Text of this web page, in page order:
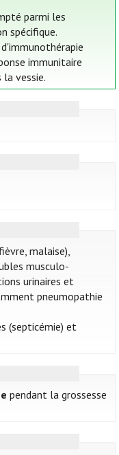
parmi les
spécifique.
immunitaire
vessie.
malaise),
musculo-
urinaires et
pneumopathie
(septicémie) et
pendant la grossesse